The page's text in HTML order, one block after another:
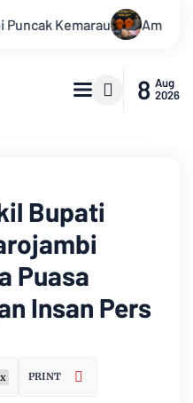
Oknum, Dua Anggota
8 Aug
2026
Bupati
Puasa
Insan Pers
PRINT